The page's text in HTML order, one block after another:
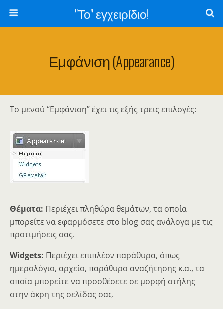
"Το" εγχειρίδιο!
Εμφάνιση (appearance)
Το μενού “Εμφάνιση” έχει τις εξής τρεις επιλογές:
Θέματα: Περιέχει πληθώρα θεμάτων, τα οποία
μπορείτε να εφαρμόσετε στο blog σας ανάλογα με τις
προτιμήσεις σας.
Widgets: Περιέχει επιπλέον παράθυρα, όπως
ημερολόγιο, αρχείο, παράθυρο αναζήτησης κ.α., τα
οποία μπορείτε να προσθέσετε σε μορφή στήλης
στην άκρη της σελίδας σας.